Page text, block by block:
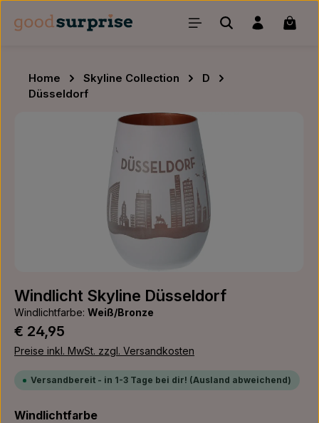
Zum Hauptinhalt springen
Home Skyline Collection
D
Düsseldorf
Bildergalerie überspringen
Windlicht Skyline Düsseldorf
Windlichtfarbe: Weiß/Bronze
Regulärer Preis:
€ 24,95
Preise inkl. MwSt. zzgl. Versandkosten
Versandbereit - in 1-3 Tage bei dir! (Ausland abweichend)
Windlichtfarbeauswählen